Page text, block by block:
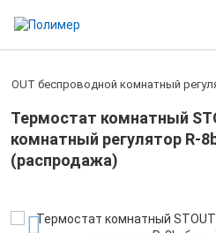
беспроводной комнатный
Термостат комнатный
комнатный регулятор R-
(распродажа)